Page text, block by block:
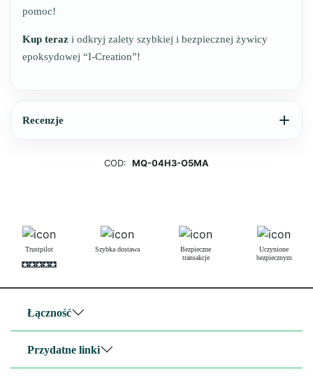
pomoc!
Kup teraz i odkryj zalety szybkiej i bezpiecznej żywicy
epoksydowej “I-Creation”!
Recenzje
COD: MQ-04H3-O5MA
Trustpilot Szybka dostawa
Bezpieczne
transakcje
Uczynione
bezpiecznym
Łączność
Przydatne linki